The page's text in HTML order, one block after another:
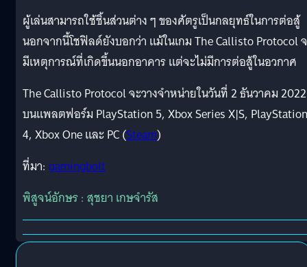
ผู้เล่นสามารถใช้ชิ้นส่วนต่าง ๆ ของศัตรูเป็นกลยุทธ์ในการต่อสู้
นอกจากนี้โชฟิลด์ยังบอกว่า แม้ในเกม The Callisto Protocol
มีเหตุการณ์ที่เกิดขึ้นนอกอาคาร แต่จะไม่มีการต่อสู้ในอวกาศ
The Callisto Protocol จะวางจำหน่ายในวันที่ 2 ธันวาคม 2022
บนแพลตฟอร์ม PlayStation 5, Xbox Series X|S, PlayStation
4, Xbox One และ PC (Steam)
ที่มา: gamingbolt
พิสูจน์อักษร : สุชยา เกษจำรัส